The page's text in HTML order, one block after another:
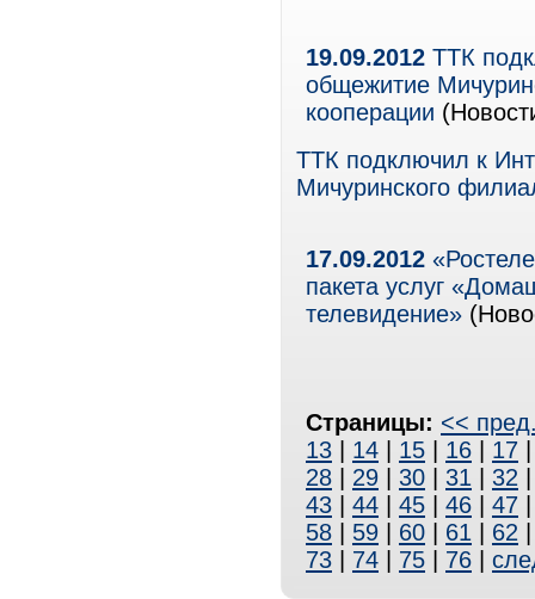
19.09.2012 ТТК
общежитие
кооперации
ТТК подключил к
Мичуринского
17.09.2012
пакета услуг
телевидение»
Страницы: <<
13
14 15 16 17
28
29 30 31 32
43
44 45 46 47
58
59 60 61 62
73
74 75 76